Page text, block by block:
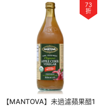
73
折
【MANTOVA】未過濾蘋果醋1